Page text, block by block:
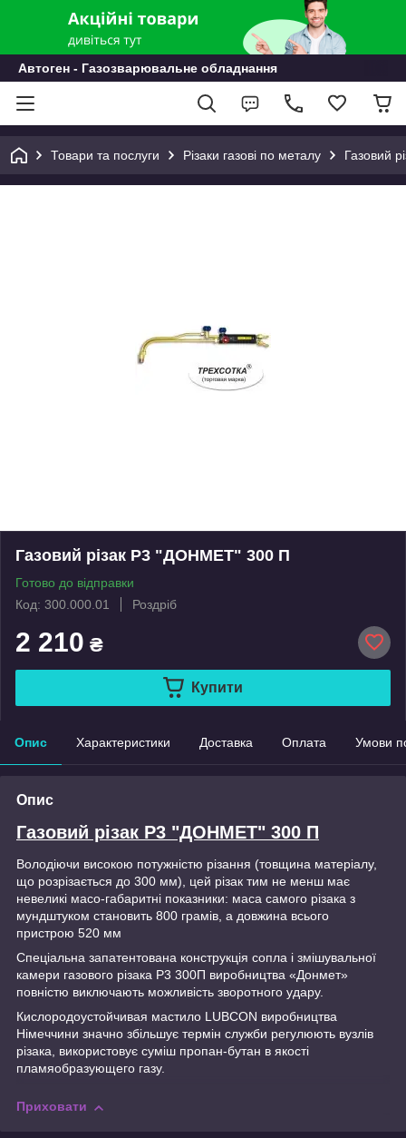
Автоген - Газозварювальне обладнання
Товари та послуги Різаки газові по металу Газовий
Газовий різак Р3 "ДОНМЕТ" 300 П
Готово до відправки
Код: 300.000.01
Роздріб
2 210 ₴
Купити
Опис Характеристики Доставка Оплата Умови
Опис
Газовий різак Р3 "ДОНМЕТ" 300 П
Володіючи високою потужністю різання (товщина матеріалу,
що розрізається до 300 мм), цей різак тим не менш має
невеликі масо-габаритні показники: маса самого різака з
мундштуком становить 800 грамів, а довжина всього
пристрою 520 мм
Спеціальна запатентована конструкція сопла і змішувальної
камери газового різака Р3 300П виробництва «Донмет»
повністю виключають можливість зворотного удару.
Кислородоустойчивая мастило LUBCON виробництва
Німеччини значно збільшує термін служби регулюють вузлів
різака, використовує суміш пропан-бутан в якості
пламяобразующего газу.
Приховати